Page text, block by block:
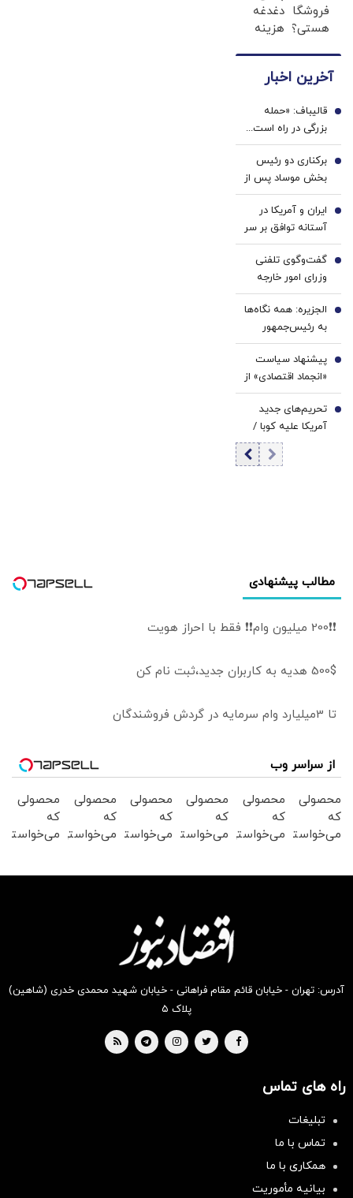
اقساطی
بفروشید
گردش
فروشندگان
رو ثبت
فروشگاه
هستی؟
میلیارد
بگیر
دغدغه
هزینه
پزشکی
سفید
کننده
خانگی
آخرین اخبار
قالیباف: «حمله
بزرگی در راه است...
صبر کنید، نه، آن‌ها
می‌خواهند مذاکره
کنند» |این
دیپلماسی نمایشی
است که بارها تکرار
شده است
1
برکناری دو رئیس
بخش موساد پس از
ناکامی‌ها درباره
ایران
2
ایران و آمریکا در
آستانه توافق بر سر
تنگه هرمز؟ | 3
هدف مذاکرات با
میانجی‌گری عمان |
مذاکره مستقیم
محتمل است؟
3
گفت‌وگوی تلفنی
وزرای امور خارجه
ایران و موریتانی
4
الجزیره: همه نگاه‌ها
به رئیس‌جمهور
ترامپ دوخته شده/
توپ از زمین ایران
و عمان خارج شده و
اکنون به زمین
آمریکا افتاده است
5
پیشنهاد سیاست
«انجماد اقتصادی» از
سوی یک
اقتصاددان |
اساسی‌ترین وظیفه
بانک مرکزی
سیاست پولی است
6
تحریم‌های جدید
آمریکا علیه کوبا /
روبیو بیانیه داد
7
مطالب پیشنهادی
❗❗200 میلیون وام❗❗ فقط با احراز هویت
500$ هدیه به کاربران جدید،ثبت نام کن
تا 3میلیارد وام سرمایه در گردش فروشندگان
از سراسر وب
محصولی
که
می‌خواستی
محصولی
که
می‌خواستی
محصولی
که
می‌خواستی
بخر !
محصولی
که
می‌خواستی
بخر !
محصولی
که
می‌خواستی
محصولی
که
می‌خواستی
آدرس: تهران - خیابان قائم مقام فراهانی - خیابان شهید محمدی خدری (شاهین)
پلاک ۵
راه های تماس
تبلیغات
تماس با ما
همکاری با ما
بیانیه مأموریت